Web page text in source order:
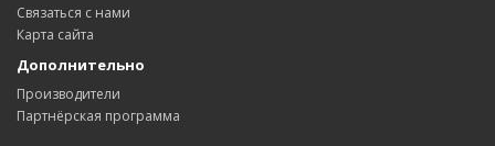
Связаться с нами
Карта сайта
Дополнительно
Производители
Партнёрская программа